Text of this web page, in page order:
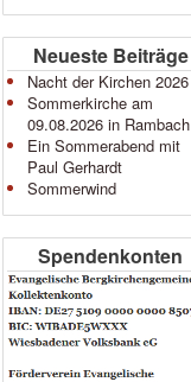
Neueste Beiträge
Nacht der Kirchen 2026
Sommerkirche am
09.08.2026 in Rambach
Ein Sommerabend mit
Paul Gerhardt
Sommerwind
Spendenkonten